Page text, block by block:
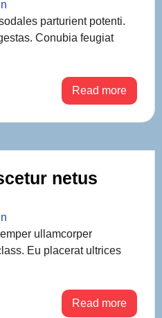
parturient potenti.
Conubia feugiat
Read more
netus
ullamcorper
Eu placerat ultrices
Read more